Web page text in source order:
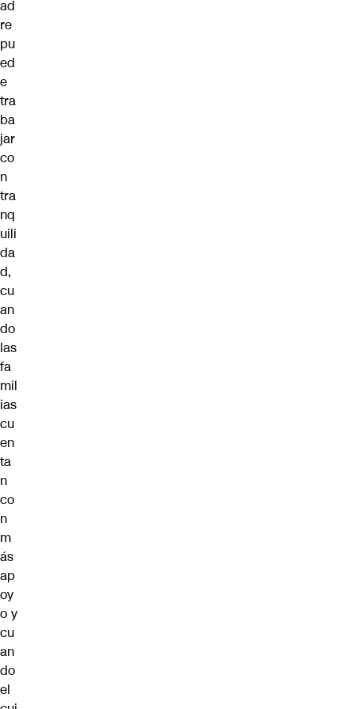
ad
re
pu
ed
e
tra
ba
jar
co
n
tra
nq
uili
da
d,
cu
an
do
las
fa
mil
ias
cu
en
ta
n
co
n
m
ás
ap
oy
o y
cu
an
do
el